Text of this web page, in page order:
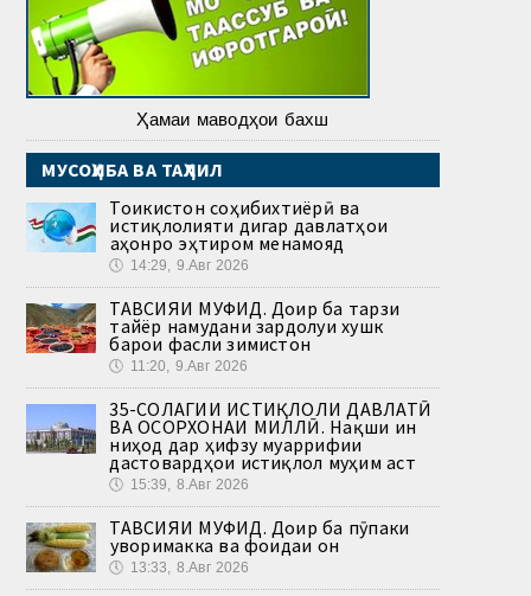
Ҳамаи маводҳои бахш
МУСОҲИБА ВА ТАҲЛИЛ
Тоҷикистон соҳибихтиёрӣ ва
истиқлолияти дигар давлатҳои
ҷаҳонро эҳтиром менамояд
🕔 14:29, 9.Авг 2026
ТАВСИЯИ МУФИД. Доир ба тарзи
тайёр намудани зардолуи хушк
барои фасли зимистон
🕔 11:20, 9.Авг 2026
35-СОЛАГИИ ИСТИҚЛОЛИ ДАВЛАТӢ
ВА ОСОРХОНАИ МИЛЛӢ. Нақши ин
ниҳод дар ҳифзу муаррифии
дастовардҳои истиқлол муҳим аст
🕔 15:39, 8.Авг 2026
ТАВСИЯИ МУФИД. Доир ба пӯпаки
ҷуворимакка ва фоидаи он
🕔 13:33, 8.Авг 2026